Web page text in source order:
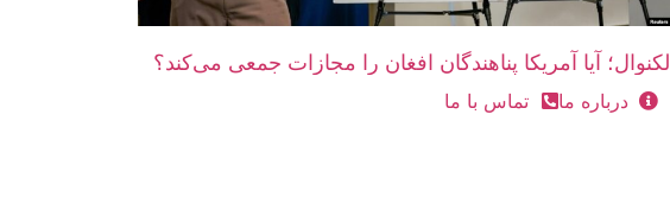
لکنوال؛ آیا آمریکا پناهندگان افغان را مجازات جمعی می‌کند؟
درباره ما تماس با ما